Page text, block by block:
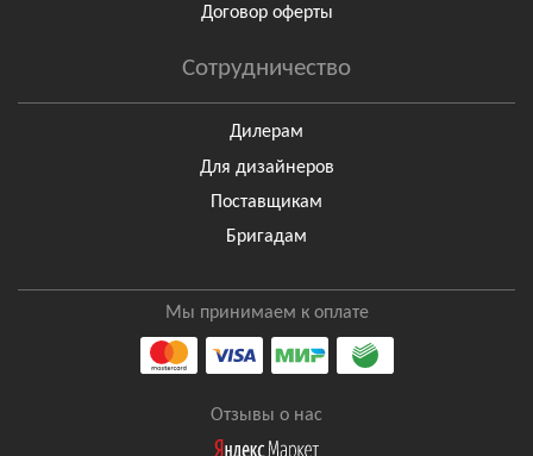
Договор оферты
Сотрудничество
Дилерам
Для дизайнеров
Поставщикам
Бригадам
Мы принимаем к оплате
Отзывы о нас